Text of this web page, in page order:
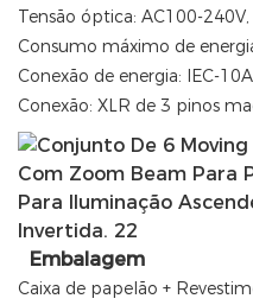
Tensão óptica: AC100-
Consumo máximo de
Conexão de energia: IEC-10A
Conexão: XLR de 3 pinos
Embalagem
Caixa de papelão +